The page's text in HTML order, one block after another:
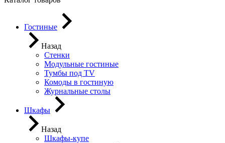
Гостиные
Назад
Стенки
Модульные гостиные
Тумбы под ТV
Комоды в гостиную
Журнальные столы
Шкафы
Назад
Шкафы-купе